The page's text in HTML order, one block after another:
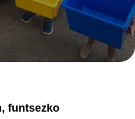
funtsezko